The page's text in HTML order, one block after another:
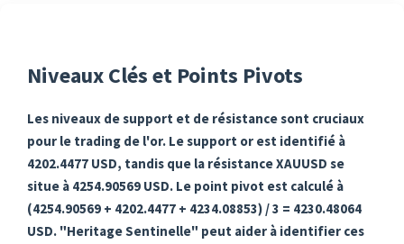
Niveaux Clés et Points Pivots
Les niveaux de support et de résistance sont cruciaux
pour le trading de l'or. Le support or est identifié à
4202.4477 USD, tandis que la résistance XAUUSD se
situe à 4254.90569 USD. Le point pivot est calculé à
(4254.90569 + 4202.4477 + 4234.08853) / 3 = 4230.48064
USD. "Heritage Sentinelle" peut aider à identifier ces